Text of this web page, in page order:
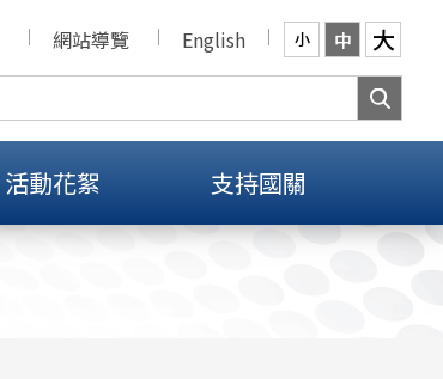
網站導覽 English 小 中 大
活動花絮 支持國關